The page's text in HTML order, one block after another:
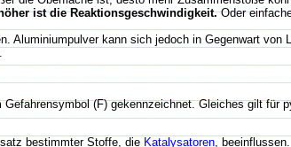
ist die Reaktionsgeschwindigkeit.Oder
Aluminiumpulver kann sich jedoch in Gegenwart
(F) gekennzeichnet. Gleiches gilt für
bestimmter Stoffe, die Katalysatoren, beeinflussen.